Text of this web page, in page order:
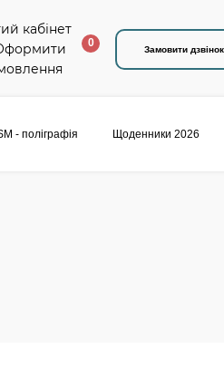
0 Замовити дзвінок
- поліграфія Щоденники 2026